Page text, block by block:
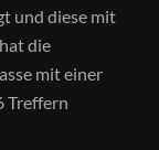
und diese mit
die
mit einer
Treffern